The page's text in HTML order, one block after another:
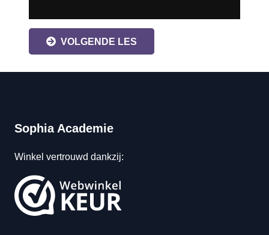
VOLGENDE LES
Sophia Academie
Winkel vertrouwd dankzij: